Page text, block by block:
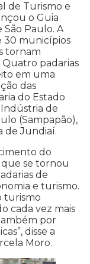
de Turismo e
o Guia
São Paulo. A
30 municípios
tornam
Quatro padarias
em uma
das
do Estado
Indústria de
(Sampapão),
de Jundiaí.
do
que se tornou
de
e turismo.
turismo
cada vez mais
por
disse a
Moro.